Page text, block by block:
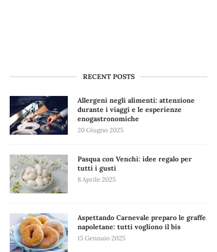
RECENT POSTS
Allergeni negli alimenti: attenzione
durante i viaggi e le esperienze
enogastronomiche
20 Giugno 2025
Pasqua con Venchi: idee regalo per
tutti i gusti
8 Aprile 2025
Aspettando Carnevale preparo le graffe
napoletane: tutti vogliono il bis
15 Gennaio 2025